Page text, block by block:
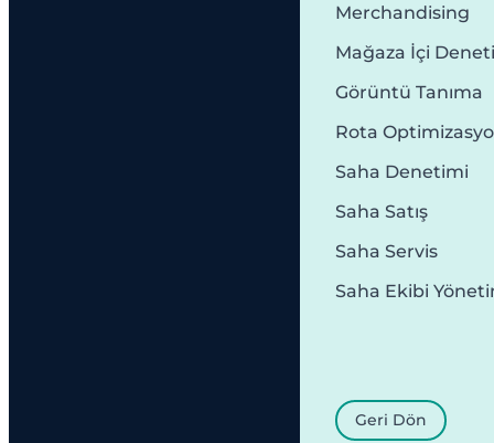
Merchandising
Mağaza İçi
Görüntü Tanıma
Rota
Saha Denetimi
Saha Satış
Saha Servis
Saha Ekibi
Geri Dön